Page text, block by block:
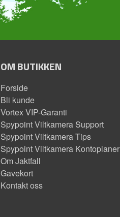
OM BUTIKKEN
Forside
Bli kunde
Vortex VIP-Garanti
Spypoint Viltkamera Support
Spypoint Viltkamera Tips
Spypoint Viltkamera Kontoplaner
Om Jaktfall
Gavekort
Kontakt oss